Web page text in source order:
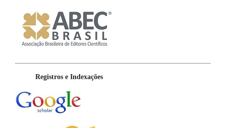
Registros e Indexações